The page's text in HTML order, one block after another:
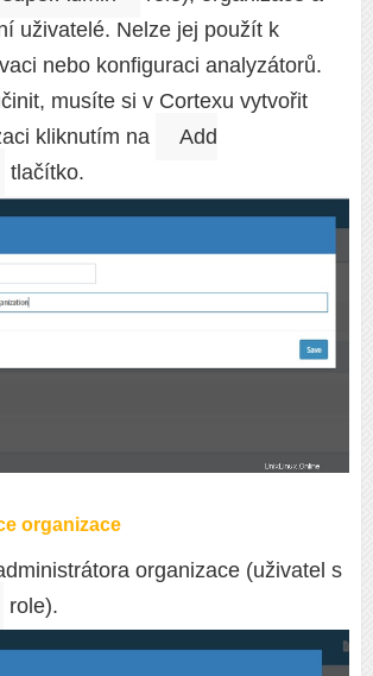
uživatelé. Nelze jej použít k
nebo konfiguraci analyzátorů.
musíte si v Cortexu vytvořit
kliknutím na
Add
tlačítko.
organizace
organizace (uživatel s
role).